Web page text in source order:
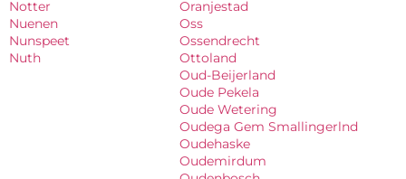
Notter
Nuenen
Nunspeet
Nuth
Oranjestad
Oss
Ossendrecht
Ottoland
Oud-Beijerland
Oude Pekela
Oude Wetering
Oudega Gem Smallingerlnd
Oudehaske
Oudemirdum